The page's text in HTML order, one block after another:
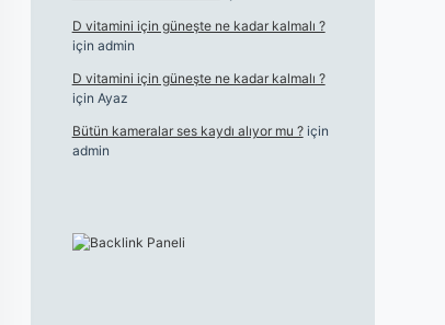
D vitamini için güneşte ne kadar kalmalı ?
için admin
D vitamini için güneşte ne kadar kalmalı ?
için Ayaz
Bütün kameralar ses kaydı alıyor mu ?için
admin